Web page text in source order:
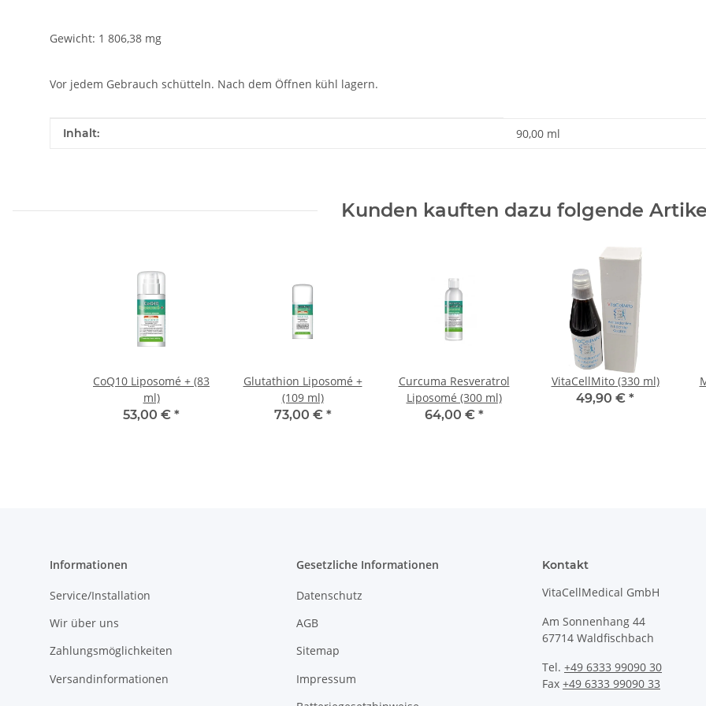
Gewicht: 1 806,38 mg
Vor jedem Gebrauch schütteln. Nach dem Öffnen kühl lagern.
Produkteigenschaft
Wert
Inhalt: 90,00 ml
Kunden kauften dazu folgende
CoQ10 Liposomé + (83
ml)
53,00 € *
Glutathion Liposomé +
(109 ml)
73,00 € *
Curcuma Resveratrol
Liposomé (300 ml)
64,00 € *
VitaCellMito (330 ml)
49,90 € *
Informationen
Service/Installation
Wir über uns
Zahlungsmöglichkeiten
Versandinformationen
Gesetzliche Informationen
Datenschutz
AGB
Sitemap
Impressum
Kontakt
VitaCellMedical GmbH
Am Sonnenhang 44
67714 Waldfischbach
Tel. +49 6333 99090 30
Fax +49 6333 99090 33